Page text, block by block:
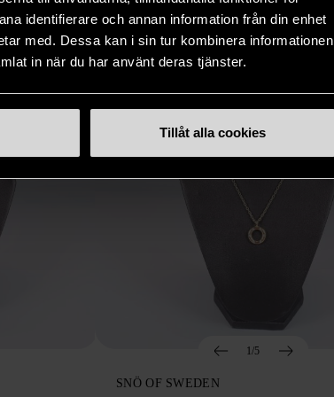
identifierare och annan information från din enhet
med. Dessa kan i sin tur kombinera informationen
in när du har använt deras tjänster.
Tillåt alla cookies
1/5
SNÖ OF SWEDEN